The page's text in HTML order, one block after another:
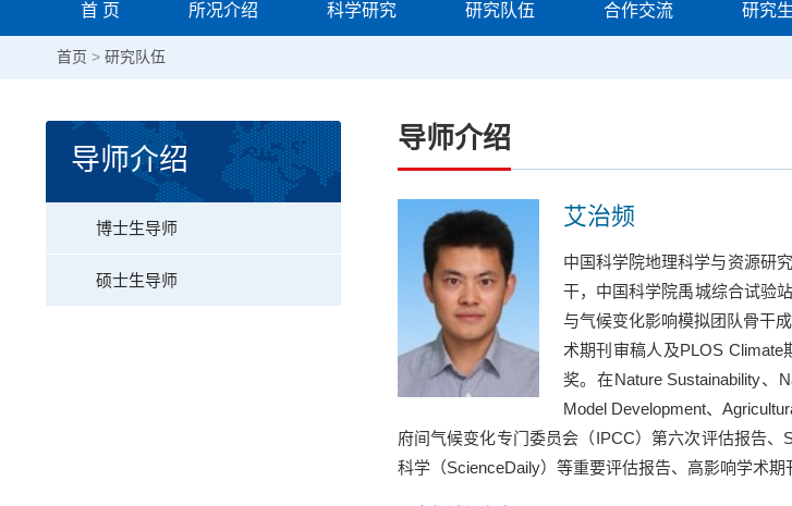
首 页 所况介绍 科学研究 研究队伍 合作交流 研究
首页 > 研究队伍
导师介绍
博士生导师
硕士生导师
导师介绍
艾治频
中国科学院地理科学与资源研
干，中国科学院禹城综合试验
与气候变化影响模拟团队骨干
术期刊审稿人及PLOS Climate
奖。在Nature Sustainability、
Model Development、
府间气候变化专门委员会（IPCC）第六次评估报告、
科学（ScienceDaily）等重要评估报告、高影响学术期